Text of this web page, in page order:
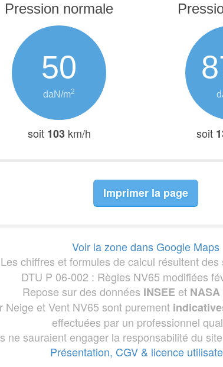
Pression normale
50
daN/m2
soit 103km/h soit
Imprimer la page
Voir la zone dans Google Maps
Les chiffres et formules de calcul résultent des
DTU P 06-002 : Règles NV65 modifiées
Repose sur des données INSEE et NASA
et Vent NV65 sont purement
effectuées par un professionnel
ne sauraient engager la responsabilité du
Présentation, CGV & licence